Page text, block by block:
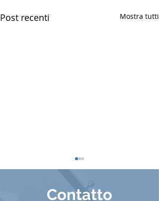
Post recenti Mostra tutti
Contatto